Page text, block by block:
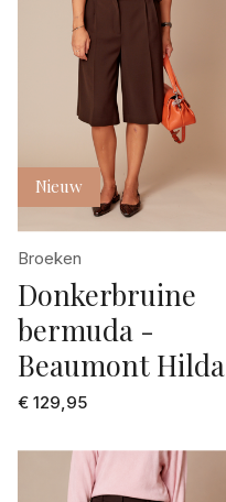
Nieuw
Broeken
Donkerbruine
bermuda -
Beaumont Hilda
€ 129,95